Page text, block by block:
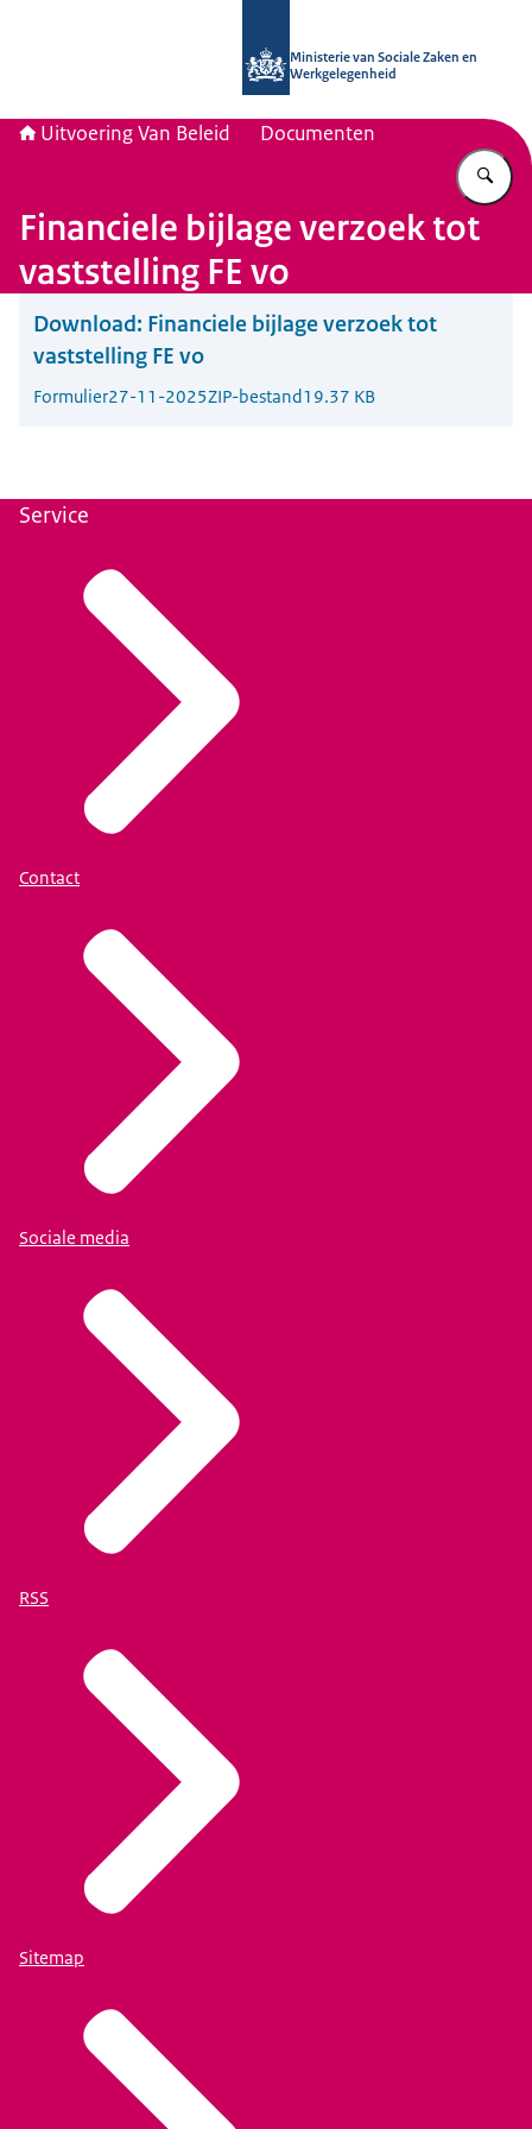
Ministerie van Sociale Zaken en
Werkgelegenheid
Uitvoering Van Beleid Documenten
Financiele bijlage verzoek tot
vaststelling FE vo
Download: Financiele bijlage verzoek tot
vaststelling FE vo
Formulier27-11-2025ZIP-bestand19.37 KB
Service
Contact
Sociale media
RSS
Sitemap